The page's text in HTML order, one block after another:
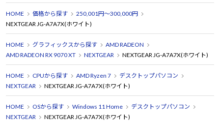
HOME 価格から探す
250,001円～300,000円
NEXTGEAR JG-A7A7X(ホワイト)
HOME グラフィックスから探す
AMD RADEON
AMD RADEON RX 9070 XT
NEXTGEAR NEXTGEAR JG-A7A7X(ホワイト)
HOME CPUから探す AMD Ryzen 7
デスクトップパソコン
NEXTGEAR
NEXTGEAR JG-A7A7X(ホワイト)
HOME OSから探す Windows 11 Home
デスクトップパソコン
NEXTGEAR
NEXTGEAR JG-A7A7X(ホワイト)